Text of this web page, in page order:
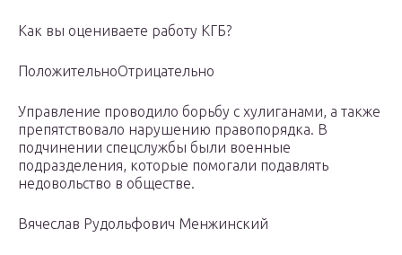
Как вы оцениваете работу КГБ?
ПоложительноОтрицательно
Управление проводило борьбу с хулиганами, а также
препятствовало нарушению правопорядка. В
подчинении спецслужбы были военные
подразделения, которые помогали подавлять
недовольство в обществе.
Вячеслав Рудольфович Менжинский